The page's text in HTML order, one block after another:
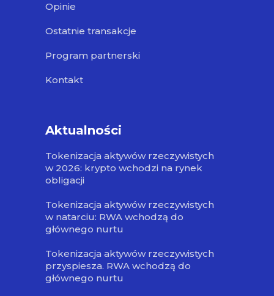
Opinie
Ostatnie transakcje
Program partnerski
Kontakt
Aktualności
Tokenizacja aktywów rzeczywistych
w 2026: krypto wchodzi na rynek
obligacji
Tokenizacja aktywów rzeczywistych
w natarciu: RWA wchodzą do
głównego nurtu
Tokenizacja aktywów rzeczywistych
przyspiesza. RWA wchodzą do
głównego nurtu